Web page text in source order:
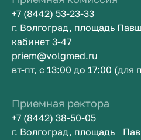
+7 (8442) 53-23-33
г. Волгоград, площадь
кабинет 3-47
priem@volgmed.ru
вт-пт, с 13:00 до 17:00
Приемная ректора
+7 (8442) 38-50-05
г. Волгоград, площадь